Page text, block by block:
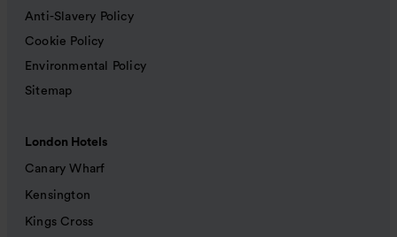
Anti-Slavery Policy
Cookie Policy
Environmental Policy
Sitemap
London Hotels
Canary Wharf
Kensington
Kings Cross